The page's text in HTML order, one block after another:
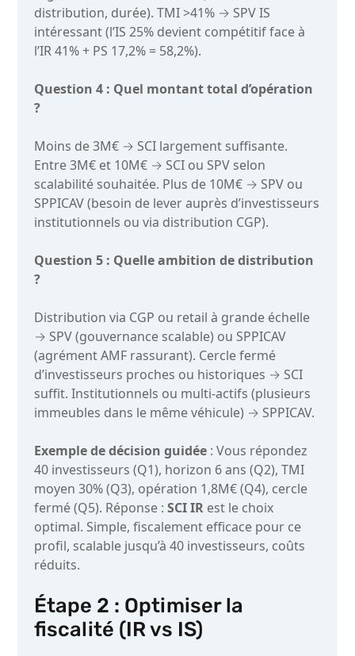
distribution, durée). TMI >41% → SPV IS
intéressant (l’IS 25% devient compétitif face à
l’IR 41% + PS 17,2% = 58,2%).
Question 4 : Quel montant total d’opération
?
Moins de 3M€ → SCI largement suffisante.
Entre 3M€ et 10M€ → SCI ou SPV selon
scalabilité souhaitée. Plus de 10M€ → SPV ou
SPPICAV (besoin de lever auprès d’investisseurs
institutionnels ou via distribution CGP).
Question 5 : Quelle ambition de distribution
?
Distribution via CGP ou retail à grande échelle
→ SPV (gouvernance scalable) ou SPPICAV
(agrément AMF rassurant). Cercle fermé
d’investisseurs proches ou historiques → SCI
suffit. Institutionnels ou multi-actifs (plusieurs
immeubles dans le même véhicule) → SPPICAV.
Exemple de décision guidée: Vous répondez
40 investisseurs (Q1), horizon 6 ans (Q2), TMI
moyen 30% (Q3), opération 1,8M€ (Q4), cercle
fermé (Q5). Réponse : SCI IRest le choix
optimal. Simple, fiscalement efficace pour ce
profil, scalable jusqu’à 40 investisseurs, coûts
réduits.
Étape 2 : Optimiser la
fiscalité (IR vs IS)